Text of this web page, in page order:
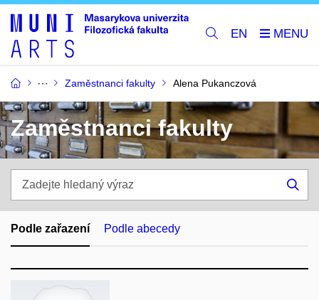
EN
Zaměstnanci fakulty Alena Pukanczová
Zaměstnanci fakulty
hledaný
výraz
Podle zařazení Podle abecedy